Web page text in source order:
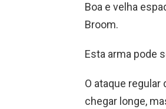
Boa e velha
Broom.
Esta arma pode
O ataque
chegar longe,